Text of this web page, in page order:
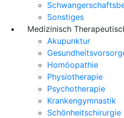
Sonstiges
Medizinisch
Akupunktur
Homöopathie
Physiotherapie
Psychotherapie
Krankengymnastik
Schönheitschirurgie